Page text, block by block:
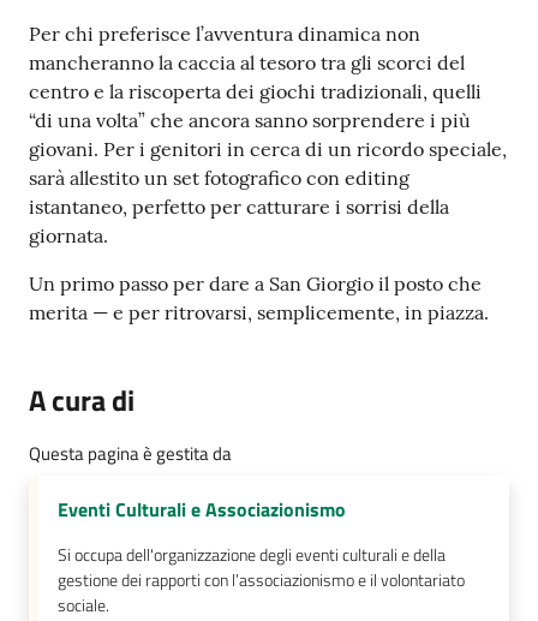
Per chi preferisce l’avventura dinamica non
mancheranno la caccia al tesoro tra gli scorci del
centro e la riscoperta dei giochi tradizionali, quelli
“di una volta” che ancora sanno sorprendere i più
giovani. Per i genitori in cerca di un ricordo speciale,
sarà allestito un set fotografico con editing
istantaneo, perfetto per catturare i sorrisi della
giornata.
Un primo passo per dare a San Giorgio il posto che
merita — e per ritrovarsi, semplicemente, in piazza.
A cura di
Questa pagina è gestita da
Eventi Culturali e Associazionismo
Si occupa dell'organizzazione degli eventi culturali e della
gestione dei rapporti con l’associazionismo e il volontariato
sociale.